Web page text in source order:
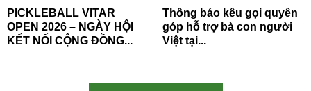
PICKLEBALL VITAR
OPEN 2026 – NGÀY HỘI
KẾT NỐI CỘNG ĐỒNG...
Thông báo kêu gọi quyên
góp hỗ trợ bà con người
Việt tại...